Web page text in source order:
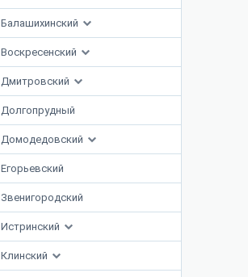
Балашихинский
Воскресенский
Дмитровский
Долгопрудный
Домодедовский
Егорьевский
Звенигородский
Истринский
Клинский